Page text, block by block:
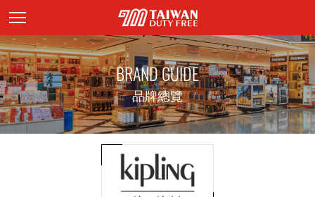
頁面主標題
BRAND GUIDE
品牌總覽